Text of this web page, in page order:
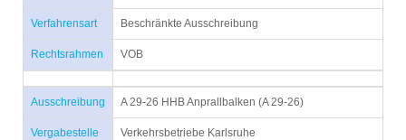
Verfahrensart Beschränkte Ausschreibung
Rechtsrahmen VOB
Ausschreibung A 29-26 HHB Anprallbalken (A 29-26)
Vergabestelle Verkehrsbetriebe Karlsruhe